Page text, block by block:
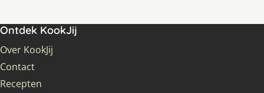
Ontdek KookJij
Over KookJij
Contact
Recepten